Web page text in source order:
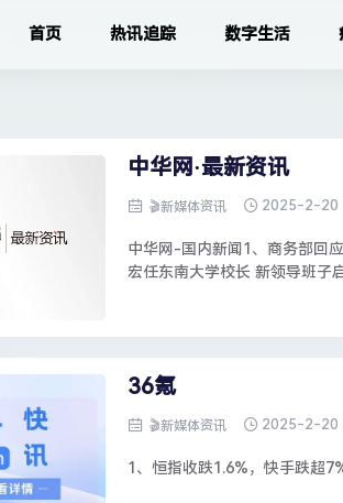
首页 热讯追踪 数字生活
中华网·最新资讯
🎬新媒体资讯 2025-2-20
中华网-国内新闻1、商务部回
宏任东南大学校长 新领导班
36氪
🎬新媒体资讯 2025-2-20
1、恒指收跌1.6%，快手跌超